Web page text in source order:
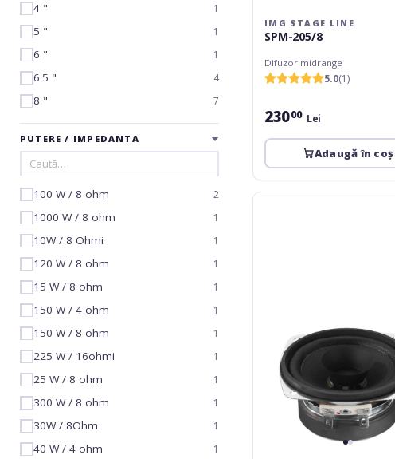
4 " 1
5 " 1
6 " 1
6.5 " 4
8 " 7
PUTERE / IMPEDANTA
100 W / 8 ohm 2
1000 W / 8 ohm 1
10W / 8 Ohmi 1
120 W / 8 ohm 1
15 W / 8 ohm 1
150 W / 4 ohm 1
150 W / 8 ohm 1
225 W / 16ohmi 1
25 W / 8 ohm 1
300 W / 8 ohm 1
30W / 8Ohm 1
40 W / 4 ohm 1
IMG STAGE LINE
SPM-205/8
Difuzor midrange
5.0(1)
23000 Lei
Adaugă în coș
Monacor